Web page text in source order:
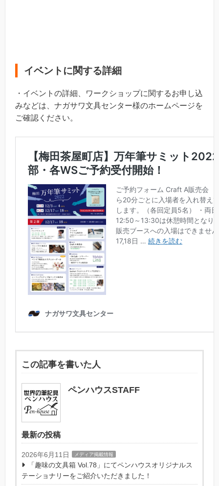
イベントに関する詳細
・イベントの詳細、ワークショップに関するお申し込
みなどは、ナガサワ文具センター様のホームページを
ご確認ください。
この記事を書いた人
ペンハウスSTAFF
最新の投稿
2026年6月11日 メディア掲載情報
「趣味の文具箱 Vol.78」にてペンハウスオリジナルス
テーショナリーをご紹介いただきました！